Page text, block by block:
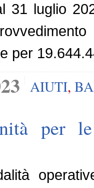
31 luglio
per
AIUTI,
per